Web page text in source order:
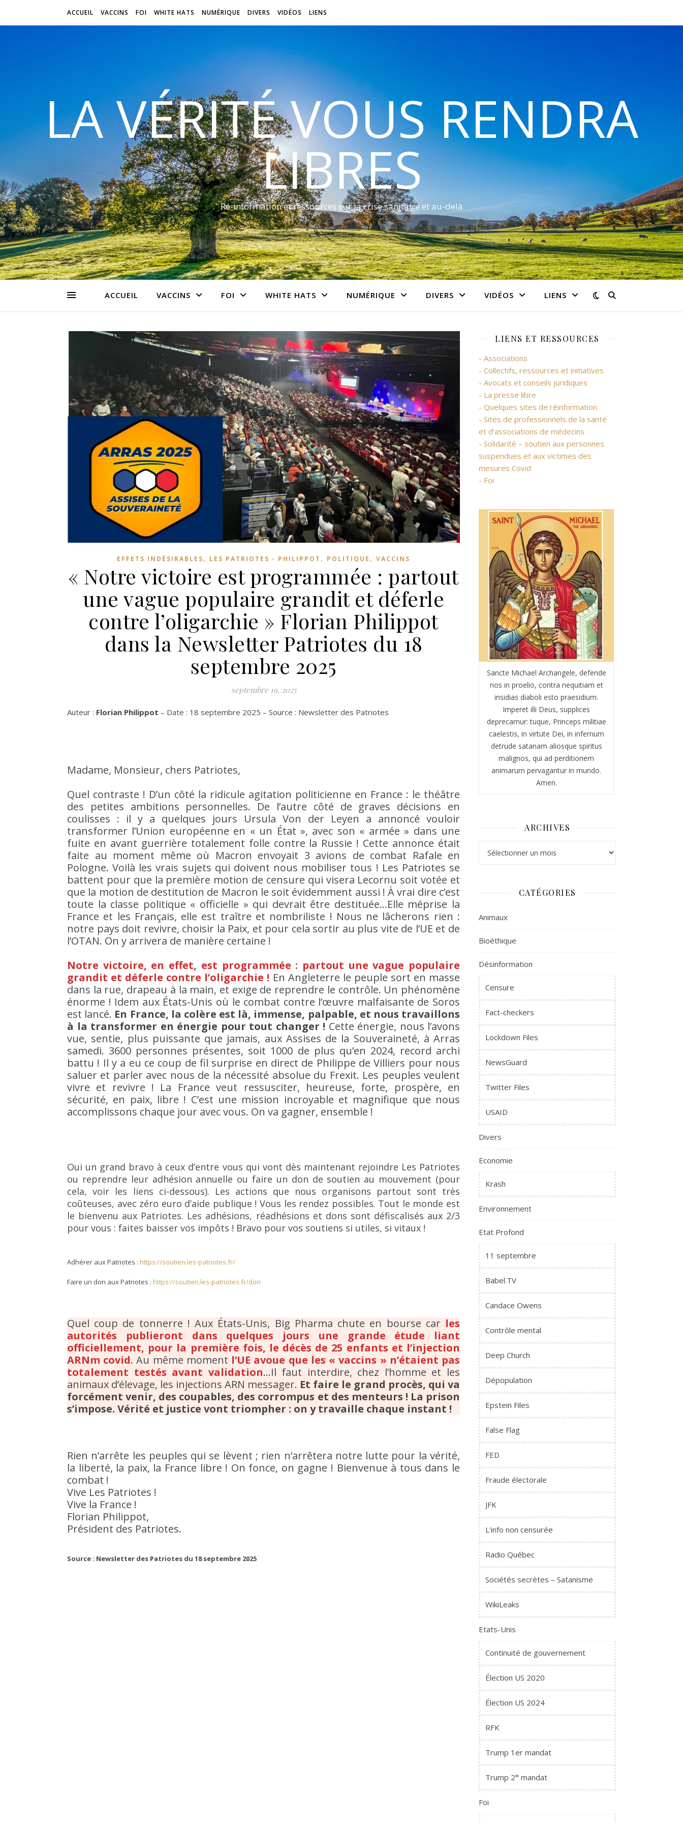
ACCUEIL VACCINS FOI WHITE HATS NUMÉRIQUE DIVERS VIDÉOS LIENS
LA VÉRITÉ VOUS RENDRA
LIBRES
Ré-information et ressources sur la crise sanitaire et au-delà
ACCUEIL VACCINS FOI WHITE HATS NUMÉRIQUE DIVERS VIDÉOS LIENS
EFFETS INDÉSIRABLES, LES PATRIOTES - PHILIPPOT , POLITIQUE , VACCINS
« Notre victoire est programmée : partout
une vague populaire grandit et déferle
contre l’oligarchie » Florian Philippot
dans la Newsletter Patriotes du 18
septembre 2025
septembre 19, 2025
Auteur : Florian Philippot – Date : 18 septembre 2025 – Source : Newsletter des Patriotes
Madame, Monsieur, chers Patriotes,
Quel contraste ! D’un côté la ridicule agitation politicienne en France : le théâtre
des petites ambitions personnelles. De l’autre côté de graves décisions en
coulisses : il y a quelques jours Ursula Von der Leyen a annoncé vouloir
transformer l’Union européenne en « un État », avec son « armée » dans une
fuite en avant guerrière totalement folle contre la Russie ! Cette annonce était
faite au moment même où Macron envoyait 3 avions de combat Rafale en
Pologne. Voilà les vrais sujets qui doivent nous mobiliser tous ! Les Patriotes se
battent pour que la première motion de censure qui visera Lecornu soit votée et
que la motion de destitution de Macron le soit évidemment aussi ! À vrai dire c’est
toute la classe politique « officielle » qui devrait être destituée…Elle méprise la
France et les Français, elle est traître et nombriliste ! Nous ne lâcherons rien :
notre pays doit revivre, choisir la Paix, et pour cela sortir au plus vite de l’UE et de
l’OTAN. On y arrivera de manière certaine !
Notre victoire, en effet, est programmée : partout une vague populaire
grandit et déferle contre l’oligarchie ! En Angleterre le peuple sort en masse
dans la rue, drapeau à la main, et exige de reprendre le contrôle. Un phénomène
énorme ! Idem aux États-Unis où le combat contre l’œuvre malfaisante de Soros
est lancé. En France, la colère est là, immense, palpable, et nous travaillons
à la transformer en énergie pour tout changer ! Cette énergie, nous l’avons
vue, sentie, plus puissante que jamais, aux Assises de la Souveraineté, à Arras
samedi. 3600 personnes présentes, soit 1000 de plus qu’en 2024, record archi
battu ! Il y a eu ce coup de fil surprise en direct de Philippe de Villiers pour nous
saluer et parler avec nous de la nécessité absolue du Frexit. Les peuples veulent
vivre et revivre ! La France veut ressusciter, heureuse, forte, prospère, en
sécurité, en paix, libre ! C’est une mission incroyable et magnifique que nous
accomplissons chaque jour avec vous. On va gagner, ensemble !
Oui un grand bravo à ceux d’entre vous qui vont dès maintenant rejoindre Les Patriotes
ou reprendre leur adhésion annuelle ou faire un don de soutien au mouvement (pour
cela, voir les liens ci-dessous). Les actions que nous organisons partout sont très
coûteuses, avec zéro euro d’aide publique ! Vous les rendez possibles. Tout le monde est
le bienvenu aux Patriotes. Les adhésions, réadhésions et dons sont défiscalisés aux 2/3
pour vous : faites baisser vos impôts ! Bravo pour vos soutiens si utiles, si vitaux !
Adhérer aux Patriotes : https://soutien.les-patriotes.fr/
Faire un don aux Patriotes : https://soutien.les-patriotes.fr/don
Quel coup de tonnerre ! Aux États-Unis, Big Pharma chute en bourse car les
autorités publieront dans quelques jours une grande étude liant
officiellement, pour la première fois, le décès de 25 enfants et l’injection
ARNm covid. Au même moment l’UE avoue que les « vaccins » n’étaient pas
totalement testés avant validation…Il faut interdire, chez l’homme et les
animaux d’élevage, les injections ARN messager. Et faire le grand procès, qui va
forcément venir, des coupables, des corrompus et des menteurs ! La prison
s’impose. Vérité et justice vont triompher : on y travaille chaque instant !
Rien n’arrête les peuples qui se lèvent ; rien n’arrêtera notre lutte pour la vérité,
la liberté, la paix, la France libre ! On fonce, on gagne ! Bienvenue à tous dans le
combat !
‪Vive Les Patriotes !
Vive la France !
Florian Philippot,
Président des Patriotes.
Source : Newsletter des Patriotes du 18 septembre 2025
LIENS ET RESSOURCES
- Associations
- Collectifs, ressources et initiatives
- Avocats et conseils juridiques
- La presse libre
- Quelques sites de réinformation
- Sites de professionnels de la santé
et d’associations de médecins
- Solidarité – soutien aux personnes
suspendues et aux victimes des
mesures Covid
- Foi
Sancte Michael Archangele, defende
nos in proelio, contra nequitiam et
insidias diaboli esto praesidium.
Imperet illi Deus, supplices
deprecamur: tuque, Princeps militiae
caelestis, in virtute Dei, in infernum
detrude satanam aliosque spiritus
malignos, qui ad perditionem
animarum pervagantur in mundo.
Amen.
ARCHIVES
CATÉGORIES
Animaux
Bioéthique
Désinformation
Censure
Fact-checkers
Lockdown Files
NewsGuard
Twitter Files
USAID
Divers
Economie
Krash
Environnement
Etat Profond
11 septembre
Babel.TV
Candace Owens
Contrôle mental
Deep Church
Dépopulation
Epstein Files
False Flag
FED
Fraude électorale
JFK
L'info non censurée
Radio Québec
Sociétés secrètes – Satanisme
WikiLeaks
Etats-Unis
Continuité de gouvernement
Élection US 2020
Élection US 2024
RFK
Trump 1er mandat
Trump 2° mandat
Foi